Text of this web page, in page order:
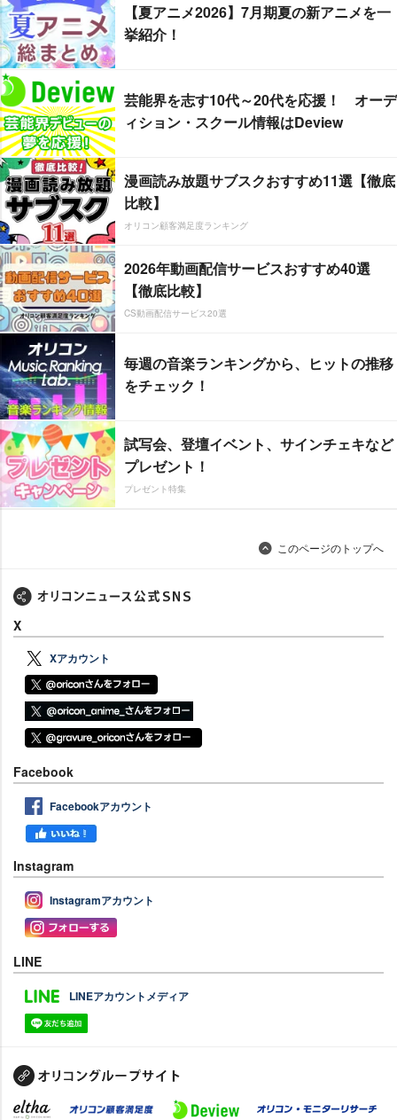
【夏アニメ2026】7月期夏の新アニメを一
挙紹介！
芸能界を志す10代～20代を応援！ オーデ
ィション・スクール情報はDeview
漫画読み放題サブスクおすすめ11選【徹底
比較】
オリコン顧客満足度ランキング
2026年動画配信サービスおすすめ40選
【徹底比較】
CS動画配信サービス20選
毎週の音楽ランキングから、ヒットの推移
をチェック！
試写会、登壇イベント、サインチェキなど
プレゼント！
プレゼント特集
このページのトップへ
X
Xアカウント
Facebook
Facebookアカウント
Instagram
Instagramアカウント
LINE
LINEアカウントメディア